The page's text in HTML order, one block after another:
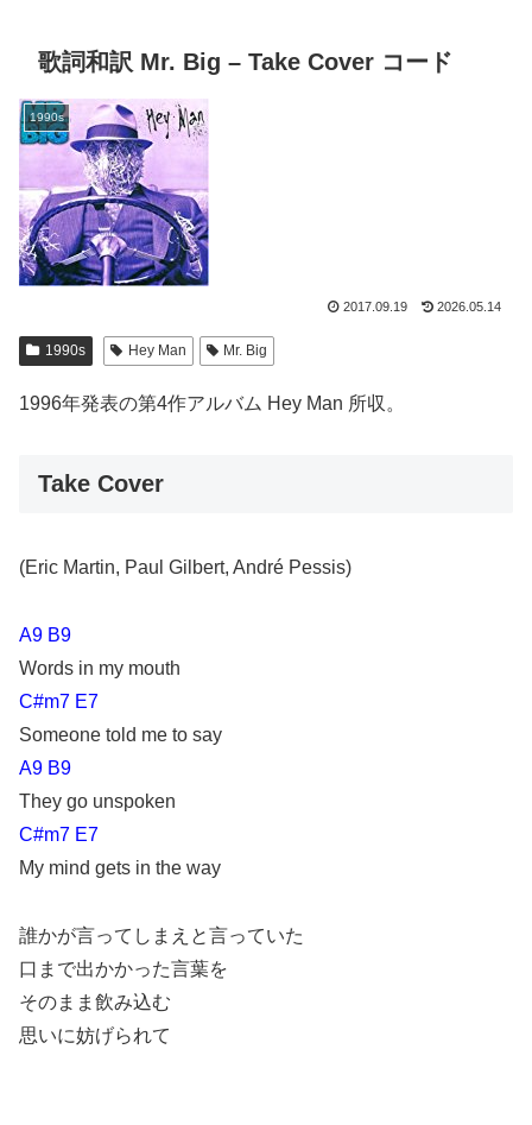
歌詞和訳 Mr. Big – Take Cover コード
1990s
2017.09.19 2026.05.14
1990s Hey Man Mr. Big
1996年発表の第4作アルバム Hey Man 所収。
Take Cover
(Eric Martin, Paul Gilbert, André Pessis)
A9 B9
Words in my mouth
C#m7 E7
Someone told me to say
A9 B9
They go unspoken
C#m7 E7
My mind gets in the way
誰かが言ってしまえと言っていた
口まで出かかった言葉を
そのまま飲み込む
思いに妨げられて